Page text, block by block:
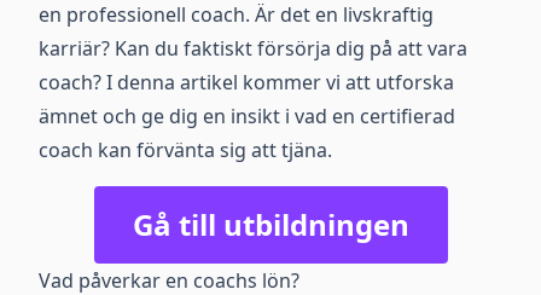
en professionell coach. Är det en livskraftig
karriär? Kan du faktiskt försörja dig på att vara
coach? I denna artikel kommer vi att utforska
ämnet och ge dig en insikt i vad en certifierad
coach kan förvänta sig att tjäna.
Gå till utbildningen
Vad påverkar en coachs lön?